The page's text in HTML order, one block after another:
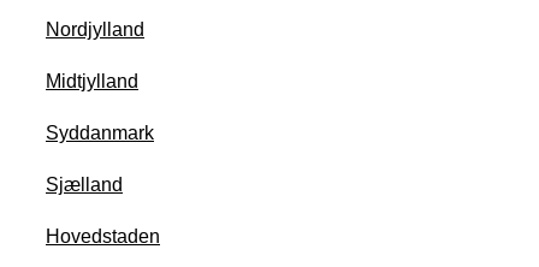
Nordjylland
Midtjylland
Syddanmark
Sjælland
Hovedstaden